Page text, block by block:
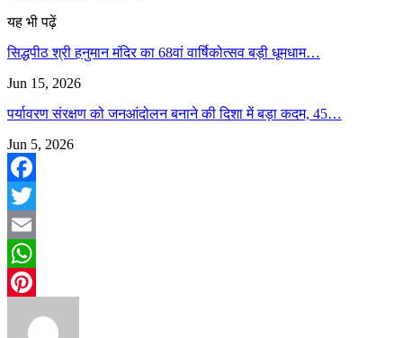
यह भी पढ़ें
सिद्धपीठ श्री हनुमान मंदिर का 68वां वार्षिकोत्सव बड़ी धूमधाम…
Jun 15, 2026
पर्यावरण संरक्षण को जनआंदोलन बनाने की दिशा में बड़ा कदम, 45…
Jun 5, 2026
Facebook
Twitter
Email
WhatsApp